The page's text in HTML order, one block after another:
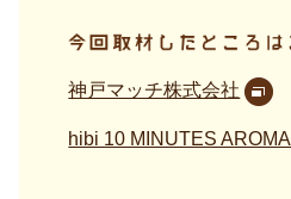
神戸マッチ株式会社
hibi 10 MINUTES AROMA